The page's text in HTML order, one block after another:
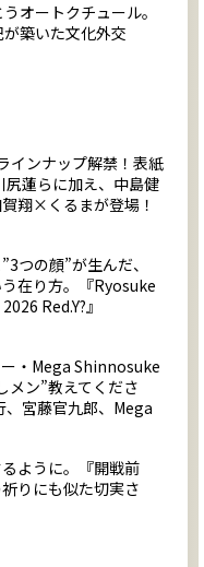
オートクチュール。
築いた文化外交
インナップ解禁！表紙
尻蓮らに加え、中島健
翔×くるまが登場！
つの顔”が生んだ、
在り方。『Ryosuke
Red.Y?』
・Mega Shinnosuke
メン”教えてくださ
宮藤官九郎、Mega
ように。『開戦前
りにも似た切実さ